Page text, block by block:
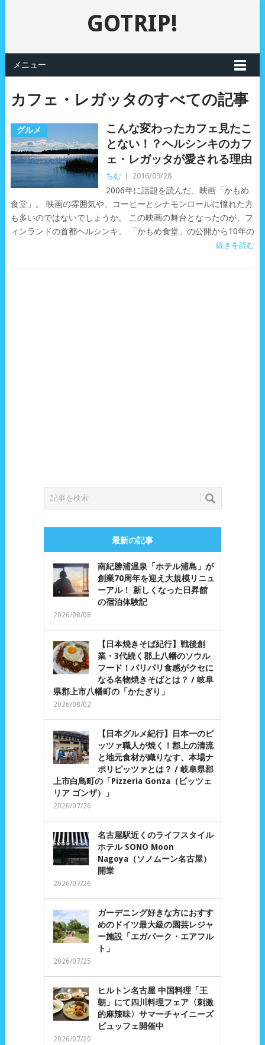
GOTRIP!
メニュー
カフェ・レガッタのすべての記事
グルメ
こんな変わったカフェ見たこ
とない！？ヘルシンキのカフ
ェ・レガッタが愛される理由
ちむ 2016/09/28
2006年に話題を読んだ、映画「かもめ
食堂」。 映画の雰囲気や、コーヒーとシナモンロールに憧れた方
も多いのではないでしょうか。 この映画の舞台となったのが、フ
ィンランドの首都ヘルシンキ。 「かもめ食堂」の公開から10年の
続きを読む
最新の記事
南紀勝浦温泉「ホテル浦島」が
創業70周年を迎え大規模リニュ
ーアル！ 新しくなった日昇館
の宿泊体験記
2026/08/08
【日本焼きそば紀行】戦後創
業・3代続く郡上八幡のソウル
フード！パリパリ食感がクセに
なる名物焼きそばとは？ / 岐阜
県郡上市八幡町の「かたぎり」
2026/08/02
【日本グルメ紀行】日本一のピ
ッツァ職人が焼く！郡上の清流
と地元食材が織りなす、本場ナ
ポリピッツァとは？ / 岐阜県郡
上市白鳥町の「Pizzeria Gonza（ピッツェ
リア ゴンザ）」
2026/07/26
名古屋駅近くのライフスタイル
ホテル SONO Moon
Nagoya（ソノムーン名古屋）
開業
2026/07/26
ガーデニング好きな方におすす
めのドイツ最大級の園芸レジャ
ー施設「エガパーク・エアフル
ト」
2026/07/25
ヒルトン名古屋 中国料理「王
朝」にて四川料理フェア〈刺激
的麻辣味〉サマーチャイニーズ
ビュッフェ開催中
2026/07/20